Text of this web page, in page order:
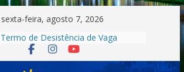
sexta-feira, agosto 7, 2026
Termo de Desistência de Vaga
Convocação Recepcionista-
Processo Seletivo nº 001/2026